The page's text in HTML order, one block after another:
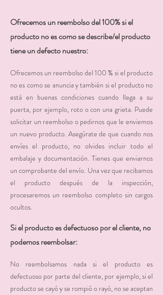
Ofrecemos un reembolso del 100% si el
producto no es como se describe/el producto
tiene un defecto nuestro:
Ofrecemos un reembolso del 100 % si el producto
no es como se anuncia y también si el producto no
está en buenas condiciones cuando llega a su
puerta, por ejemplo, roto o con una grieta. Puede
solicitar un reembolso o pedirnos que le enviemos
un nuevo producto. Asegúrate de que cuando nos
envíes el producto, no olvides incluir todo el
embalaje y documentación. Tienes que enviarnos
un comprobante del envío. Una vez que recibamos
el producto después de la inspección,
procesaremos un reembolso completo sin cargos
ocultos.
Si el producto es defectuoso por el cliente, no
podemos reembolsar:
No reembolsamos nada si el producto es
defectuoso por parte del cliente, por ejemplo, si el
producto se cayó y se rompió o rayó, no se aceptan